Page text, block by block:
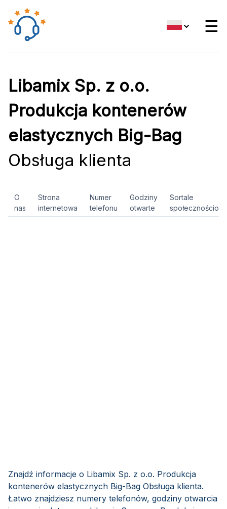
☰
Libamix Sp. z o.o.
Produkcja kontenerów
elastycznych Big-Bag
Obsługa klienta
O
nas
Strona
internetowa
Numer
telefonu
Godziny
otwarte
Sortale
Znajdź informacje o Libamix Sp. z o.o. Produkcja
kontenerów elastycznych Big-Bag Obsługa klienta.
Łatwo znajdziesz numery telefonów, godziny otwarcia